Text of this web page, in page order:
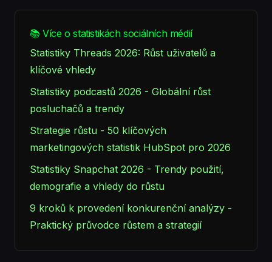
📚 Více o statistikách sociálních médií
Statistiky Threads 2026: Růst uživatelů a
klíčové vhledy
Statistiky podcastů 2026 - Globální růst
posluchačů a trendy
Strategie růstu - 50 klíčových
marketingových statistik HubSpot pro 2026
Statistiky Snapchat 2026 - Trendy použití,
demografie a vhledy do růstu
9 kroků k provedení konkurenční analýzy -
Praktický průvodce růstem a strategií